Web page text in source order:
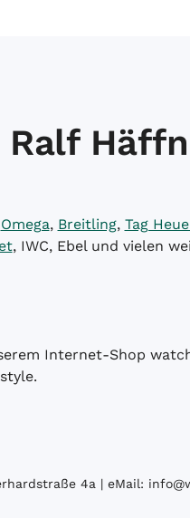
Omega, Breitling, Tag
, IWC, Ebel und vielen
Internet-Shop
4a | eMail: